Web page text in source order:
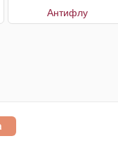
Антифлу